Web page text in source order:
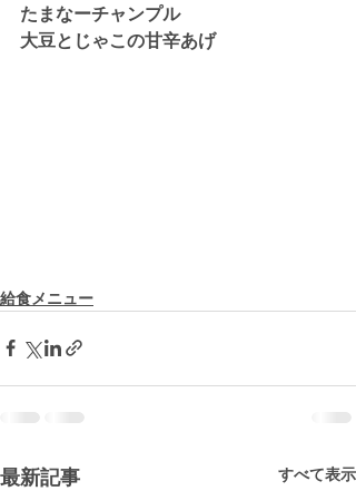
たまなーチャンプル
大豆とじゃこの甘辛あげ
給食メニュー
最新記事 すべて表示